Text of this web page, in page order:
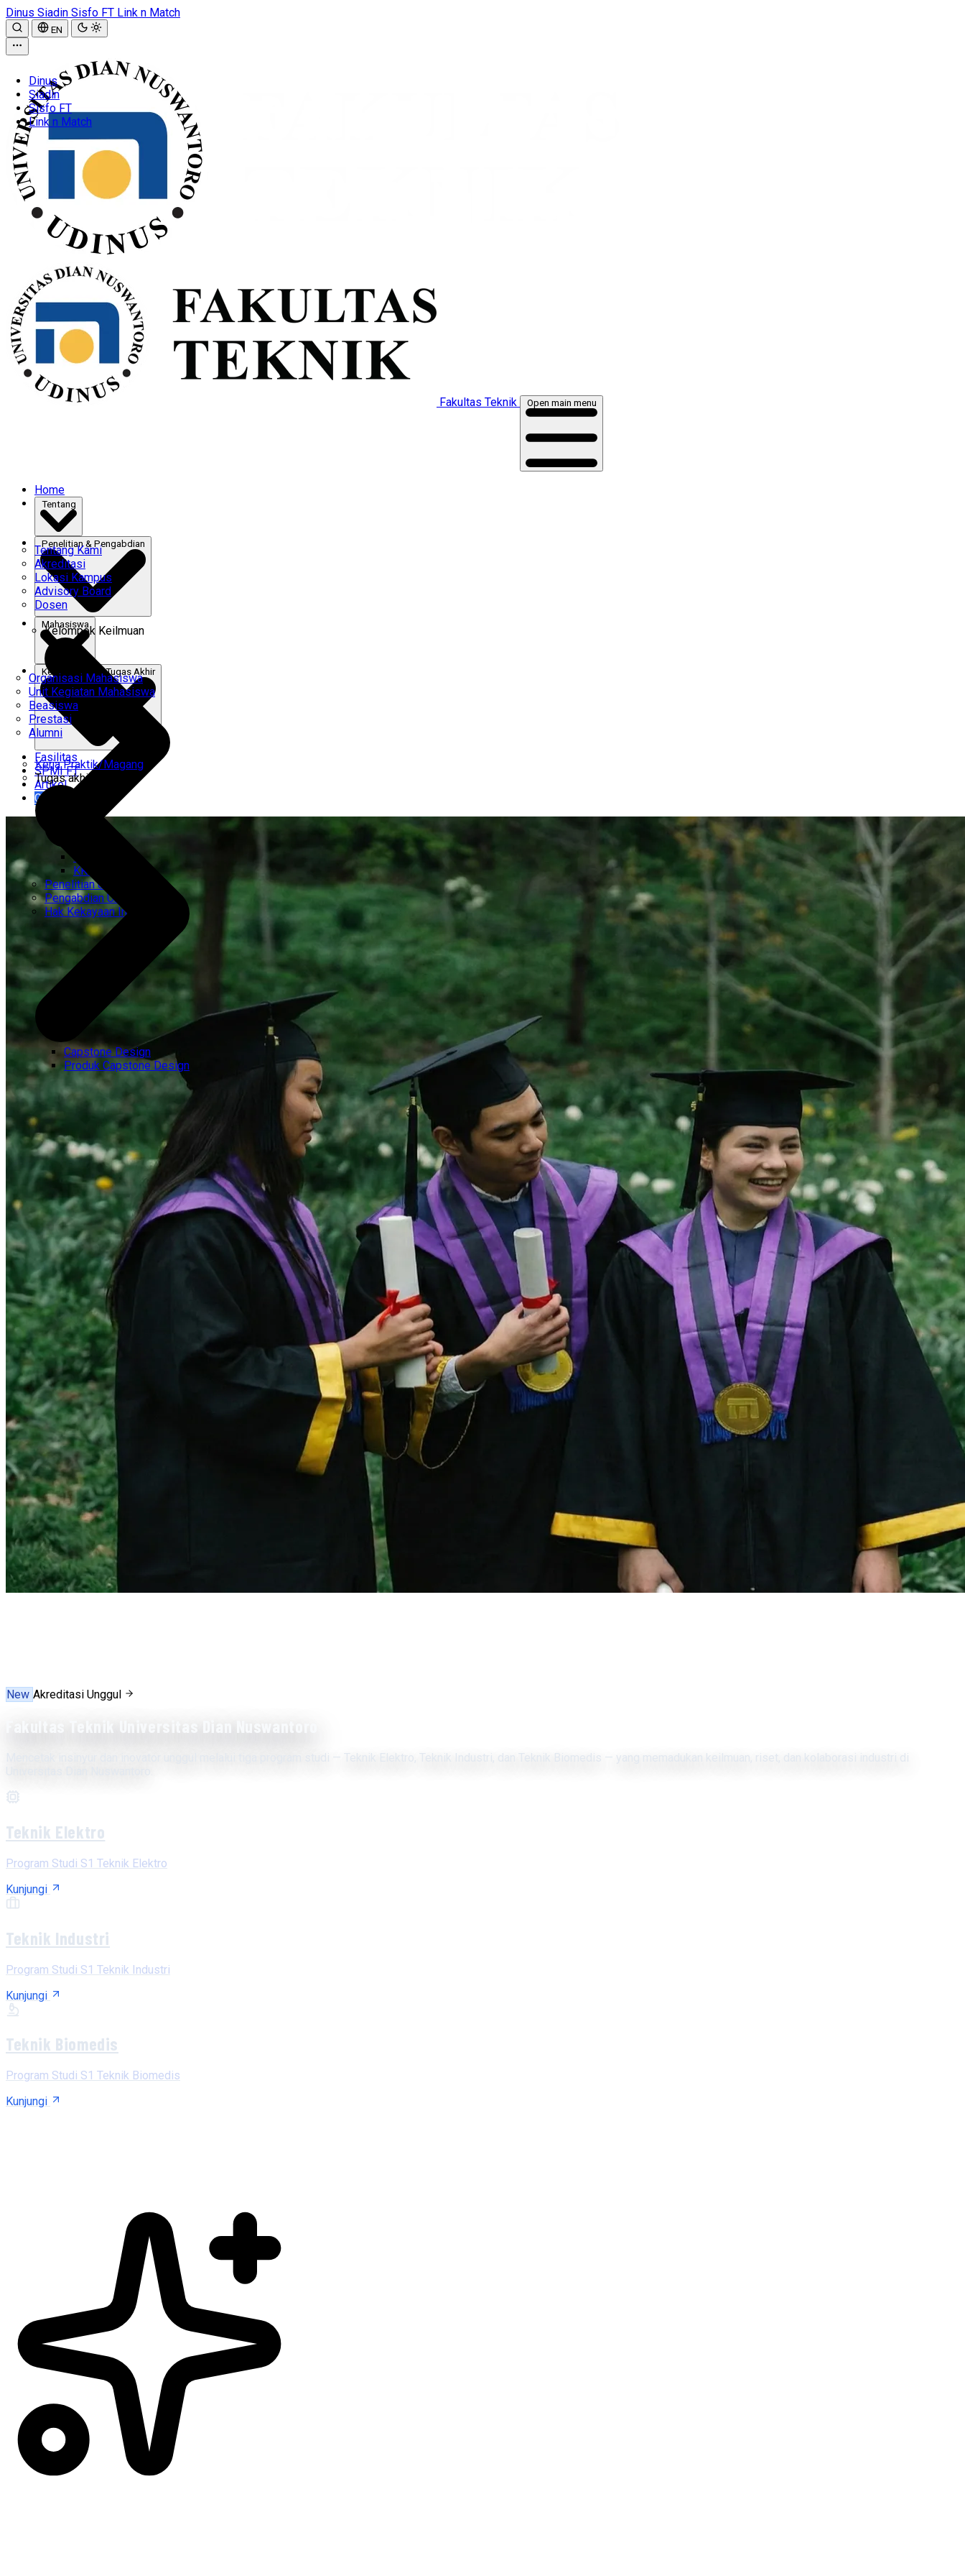
Dinus Siadin Sisfo FT Link n Match
EN
Dinus
Siadin
Sisfo FT
Link n Match
Fakultas Teknik Open main menu
Home
Tentang Kami
Akreditasi
Lokasi Kampus
Advisory Board
Dosen
Kelompok Keilmuan
CEMTI
KK Regresi
Penelitian Unggulan
Pengabdian Unggulan
Hak Kekayaan Intelektual
Mahasiswa
Organisasi Mahasiswa
Unit Kegiatan Mahasiswa
Beasiswa
Prestasi
Alumni
Kerja Praktik & Tugas Akhir
Kerja Praktik/Magang
Tugas akhir
Capstone Design
Produk Capstone Design
Fasilitas
SPMI FT
Artikel
Gabung Kami
New Akreditasi Unggul
Mencetak insinyur dan inovator unggul melalui tiga program studi — Teknik Elektro, Teknik Industri, dan Teknik Biomedis — yang memadukan keilmuan, riset, dan kolaborasi industri di
Teknik Elektro
Program Studi S1 Teknik Elektro
Kunjungi
Teknik Industri
Program Studi S1 Teknik Industri
Kunjungi
Teknik Biomedis
Program Studi S1 Teknik Biomedis
Kunjungi